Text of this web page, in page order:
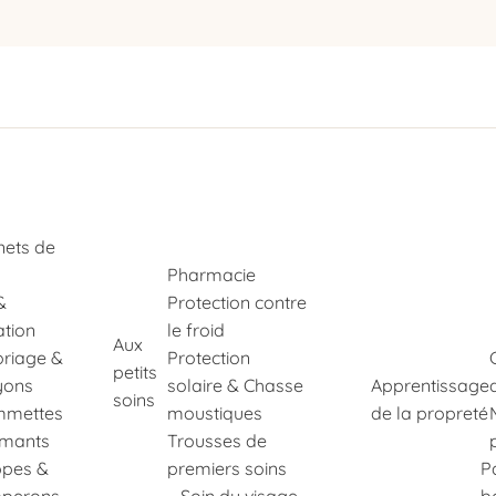
de
&
&
Aux
petits
soins
Pharmacie
Protection contre
le froid
Protection
solaire & Chasse
moustiques
Trousses de
premiers soins
Apprentissage
de la propreté